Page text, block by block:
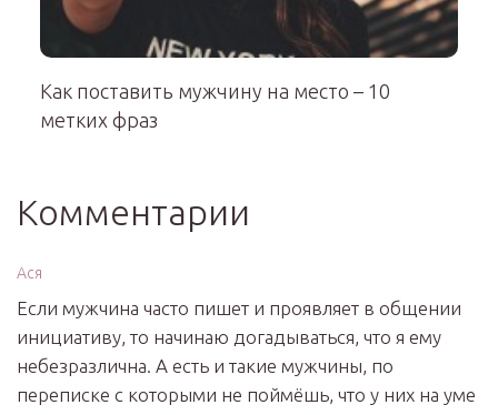
Как поставить мужчину на место – 10
метких фраз
Комментарии
Ася
Если мужчина часто пишет и проявляет в общении
инициативу, то начинаю догадываться, что я ему
небезразлична. А есть и такие мужчины, по
переписке с которыми не поймёшь, что у них на уме